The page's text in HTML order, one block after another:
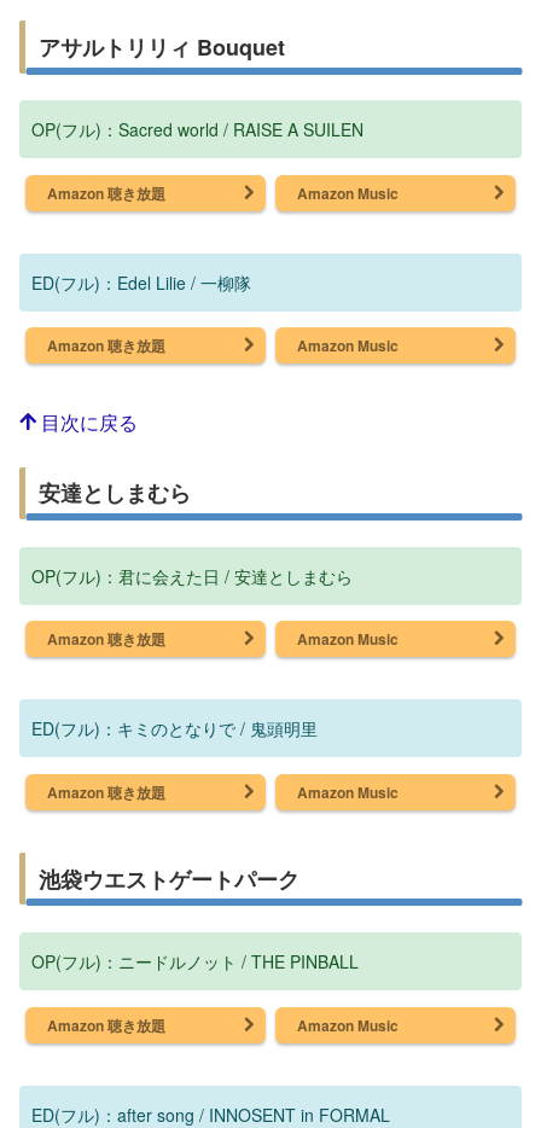
アサルトリリィ Bouquet
OP(フル)：Sacred world / RAISE A SUILEN
Amazon 聴き放題 Amazon Music
ED(フル)：Edel Lilie / 一柳隊
Amazon 聴き放題 Amazon Music
目次に戻る
安達としまむら
OP(フル)：君に会えた日 / 安達としまむら
Amazon 聴き放題 Amazon Music
ED(フル)：キミのとなりで / 鬼頭明里
Amazon 聴き放題 Amazon Music
池袋ウエストゲートパーク
OP(フル)：ニードルノット / THE PINBALL
Amazon 聴き放題 Amazon Music
ED(フル)：after song / INNOSENT in FORMAL